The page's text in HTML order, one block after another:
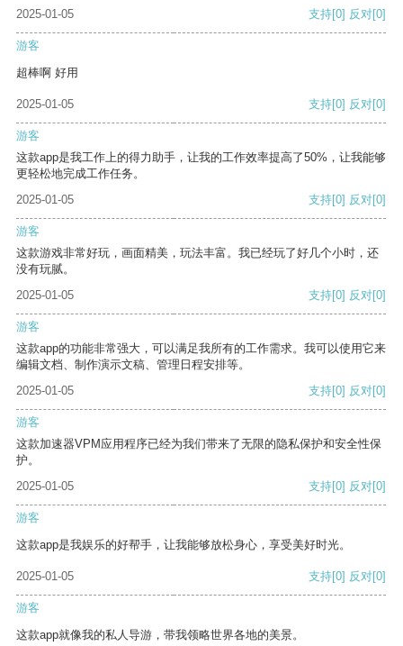
2025-01-05 支持[0] 反对[0]
游客
超棒啊 好用
2025-01-05 支持[0] 反对[0]
游客
这款app是我工作上的得力助手，让我的工作效率提高了50%，让我能够
更轻松地完成工作任务。
2025-01-05
支持[0] 反对[0]
游客
这款游戏非常好玩，画面精美，玩法丰富。我已经玩了好几个小时，还
没有玩腻。
2025-01-05
支持[0] 反对[0]
游客
这款app的功能非常强大，可以满足我所有的工作需求。我可以使用它来
编辑文档、制作演示文稿、管理日程安排等。
2025-01-05
支持[0] 反对[0]
游客
这款加速器VPM应用程序已经为我们带来了无限的隐私保护和安全性保
护。
2025-01-05
支持[0] 反对[0]
游客
这款app是我娱乐的好帮手，让我能够放松身心，享受美好时光。
2025-01-05 支持[0] 反对[0]
游客
这款app就像我的私人导游，带我领略世界各地的美景。